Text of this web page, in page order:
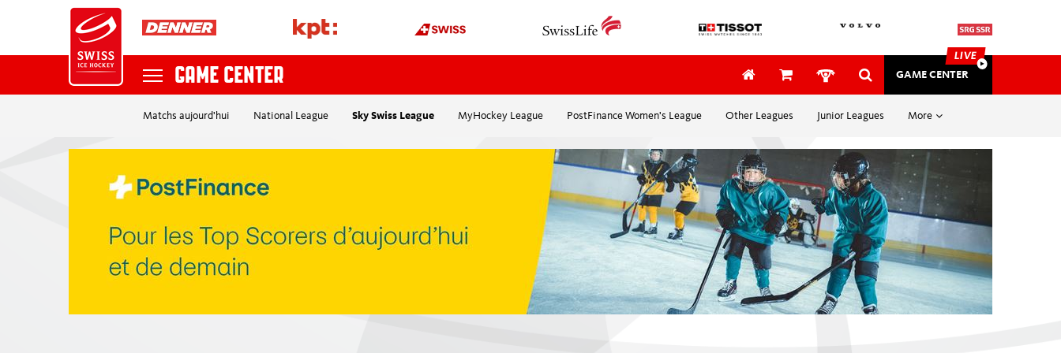
NATIONAL TEAMS
NATIONAL LEAGUE
SKY SWISS LEAGUE
plus
À propos de nous
Organigramme
Sponsors
Top8-L’association de donateurs
Ehrenmitglieder
Fondation Pat Schafhauser
Médias
SECURITY
EVENTS
Awards
Bon
GAME CENTER GAME CENTER
LIVE
Matchs aujourd'hui National League Sky Swiss League MyHockey League PostFinance Women's League Other Leagues Junior Leagues More